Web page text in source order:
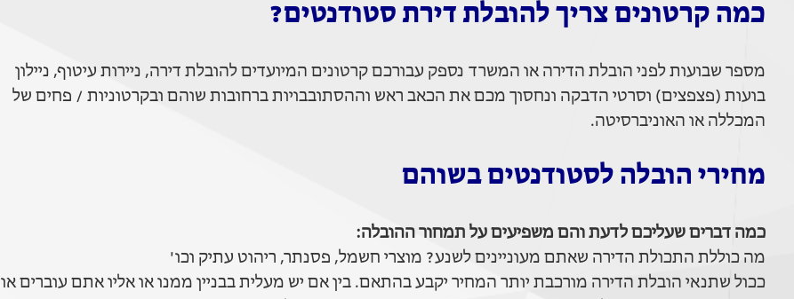
כמה קרטונים צריך להובלת דירת סטודנטים?
מספר שבועות לפני הובלת הדירה או המשרד נספק עבורכם קרטונים המיועדים להובלת דירה, ניירות עיטוף, ניילון
בועות (פצפצים) וסרטי הדבקה ונחסוך מכם את הכאב ראש וההסתובבויות ברחובות שוהם ובקרטוניות / פחים של
המכללה או האוניברסיטה.
מחירי הובלה לסטודנטים בשוהם
כמה דברים שעליכם לדעת והם משפיעים על תמחור ההובלה:
מה כוללת התכולת הדירה שאתם מעוניינים לשנע? מוצרי חשמל, פסנתר, ריהוט עתיק וכו'
ככול שתנאי הובלת הדירה מורכבת יותר המחיר יקבע בהתאם. בין אם יש מעלית בבניין ממנו או אליו אתם עוברים או